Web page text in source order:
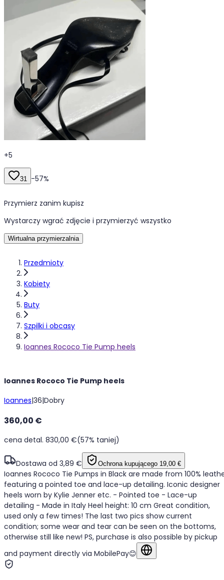
Przedmioty
Kobiety
Buty
Szpilki i obcasy
Ioannes Rococo Tie Pump heels
+5
31 -57%
Przymierz zanim kupisz
Wystarczy wgrać zdjęcie i przymierzyć wszystko
Wirtualna przymierzalnia
Ioannes Rococo Tie Pump heels
Ioannes|36|Dobry
Ioannes Rococo Tie Pumps in Black are made from 100%
featuring a pointed toe and lace-up detailing. Iconic designer
heels worn by Kylie Jenner etc. - Pointed toe - Lace-up
detailing - Made in Italy Heel height: 10 cm Great condition,
used only a few times! The last two pics show current
condition; some wear and tear can be seen on the bottoms,
otherwise still like new! PS, purchase is also possible by pickup
and payment directly via MobilePay😊
360,00 €
cena detal. 830,00 €(57% taniej)
Dostawa od 3,89 € Ochrona kupującego 19,00 €